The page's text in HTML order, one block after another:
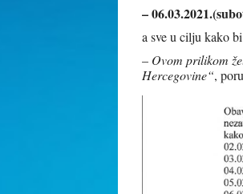
–
a sve u cilju kako
– Ovom prilikom
Hercegovine“,